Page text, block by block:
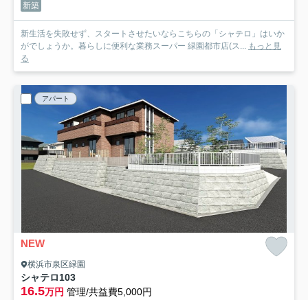
新築
新生活を失敗せず、スタートさせたいならこちらの「シャテロ」はいか
がでしょうか。暮らしに便利な業務スーパー 緑園都市店(ス... もっと見
る
アパート
NEW
横浜市泉区緑園
シャテロ103
16.5万円 管理/共益費5,000円